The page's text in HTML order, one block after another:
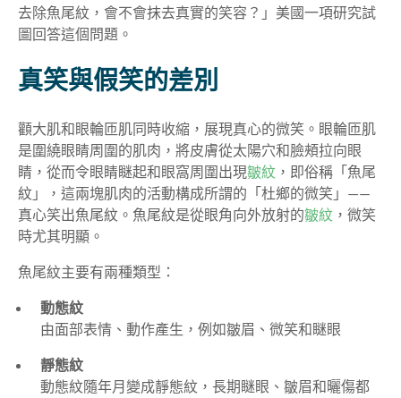
去除魚尾紋，會不會抹去真實的笑容？」美國一項研究試
圖回答這個問題。
真笑與假笑的差別
顴大肌和眼輪匝肌同時收縮，展現真心的微笑。眼輪匝肌
是圍繞眼睛周圍的肌肉，將皮膚從太陽穴和臉頰拉向眼
睛，從而令眼睛瞇起和眼窩周圍出現皺紋 ，即俗稱「魚尾
紋」，這兩塊肌肉的活動構成所謂的「杜鄉的微笑」——
真心笑出魚尾紋。魚尾紋是從眼角向外放射的皺紋 ，微笑
時尤其明顯。
魚尾紋主要有兩種類型：
動態紋
由面部表情、動作產生，例如皺眉、微笑和瞇眼
靜態紋
動態紋隨年月變成靜態紋，長期瞇眼、皺眉和曬傷都